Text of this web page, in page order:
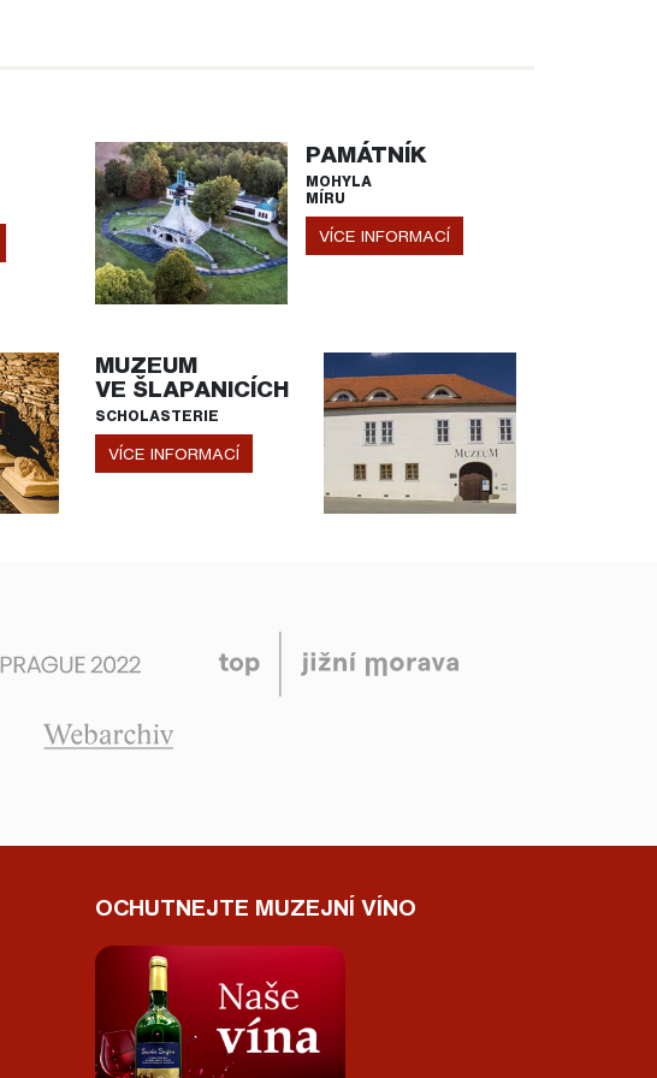
PAMÁTNÍK
MOHYLA
MÍRU
VÍCE INFORMACÍ
MUZEUM
VE ŠLAPANICÍCH
SCHOLASTERIE
VÍCE INFORMACÍ
OCHUTNEJTE MUZEJNÍ VÍNO